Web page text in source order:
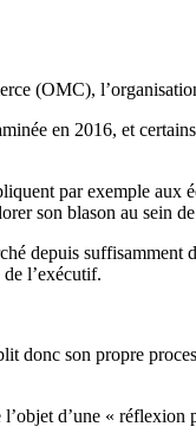
(OMC),
en 2016, et
par exemple
son blason au sein
depuis suffisamment
l’exécutif.
donc son propre
d’une «